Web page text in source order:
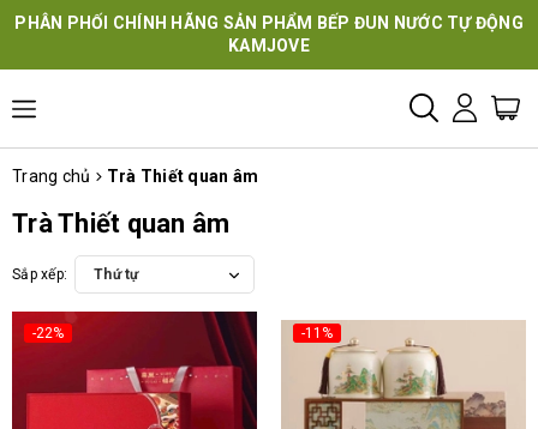
PHÂN PHỐI CHÍNH HÃNG SẢN PHẨM BẾP ĐUN NƯỚC TỰ ĐỘNG
KAMJOVE
Trang chủ Trà Thiết quan âm
Trà Thiết quan âm
Sắp xếp: Thứ tự
-22% -11%